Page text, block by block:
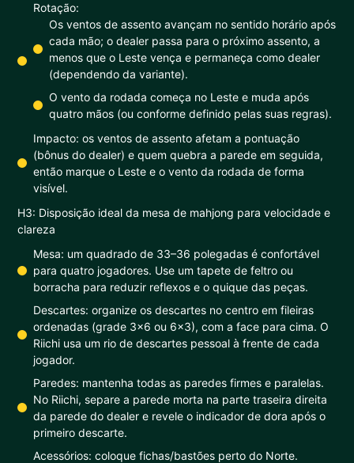
Rotação:
Os ventos de assento avançam no sentido horário após
cada mão; o dealer passa para o próximo assento, a
menos que o Leste vença e permaneça como dealer
(dependendo da variante).
O vento da rodada começa no Leste e muda após
quatro mãos (ou conforme definido pelas suas regras).
Impacto: os ventos de assento afetam a pontuação
(bônus do dealer) e quem quebra a parede em seguida,
então marque o Leste e o vento da rodada de forma
visível.
H3: Disposição ideal da mesa de mahjong para velocidade e
clareza
Mesa: um quadrado de 33–36 polegadas é confortável
para quatro jogadores. Use um tapete de feltro ou
borracha para reduzir reflexos e o quique das peças.
Descartes: organize os descartes no centro em fileiras
ordenadas (grade 3x6 ou 6x3), com a face para cima. O
Riichi usa um rio de descartes pessoal à frente de cada
jogador.
Paredes: mantenha todas as paredes firmes e paralelas.
No Riichi, separe a parede morta na parte traseira direita
da parede do dealer e revele o indicador de dora após o
primeiro descarte.
Acessórios: coloque fichas/bastões perto do Norte.